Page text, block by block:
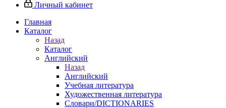
Личный кабинет
Главная
Каталог
Назад
Каталог
Английский
Назад
Английский
Учебная литература
Художественная литература
Словари/DICTIONARIES